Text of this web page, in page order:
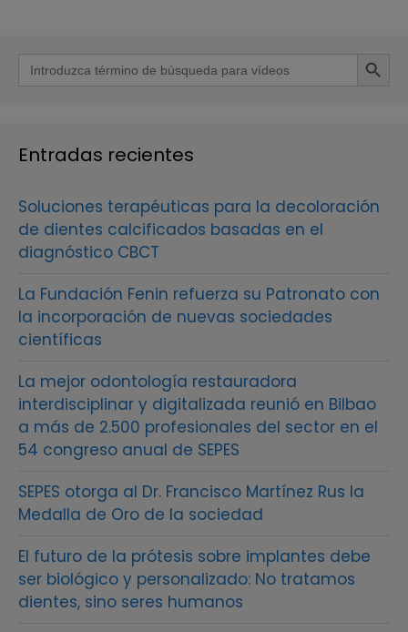
Buscar: Botón de
Entradas recientes
Soluciones terapéuticas para la decoloración
de dientes calcificados basadas en el
diagnóstico CBCT
La Fundación Fenin refuerza su Patronato con
la incorporación de nuevas sociedades
científicas
La mejor odontología restauradora
interdisciplinar y digitalizada reunió en Bilbao
a más de 2.500 profesionales del sector en el
54 congreso anual de SEPES
SEPES otorga al Dr. Francisco Martínez Rus la
Medalla de Oro de la sociedad
El futuro de la prótesis sobre implantes debe
ser biológico y personalizado: No tratamos
dientes, sino seres humanos